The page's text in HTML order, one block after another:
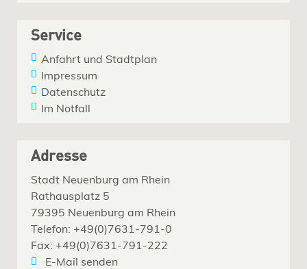
Service
Anfahrt und Stadtplan
Impressum
Datenschutz
Im Notfall
Adresse
Stadt Neuenburg am Rhein
Rathausplatz 5
79395 Neuenburg am Rhein
Telefon: +49(0)7631-791-0
Fax: +49(0)7631-791-222
E-Mail senden